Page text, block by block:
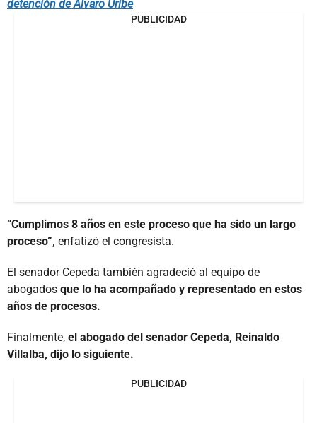
detención de Álvaro Uribe
PUBLICIDAD
“Cumplimos 8 años en este proceso que ha sido un largo
proceso”, enfatizó el congresista.
El senador Cepeda también agradeció al equipo de
abogados que lo ha acompañado y representado en estos
años de procesos.
Finalmente, el abogado del senador Cepeda, Reinaldo
Villalba, dijo lo siguiente.
PUBLICIDAD